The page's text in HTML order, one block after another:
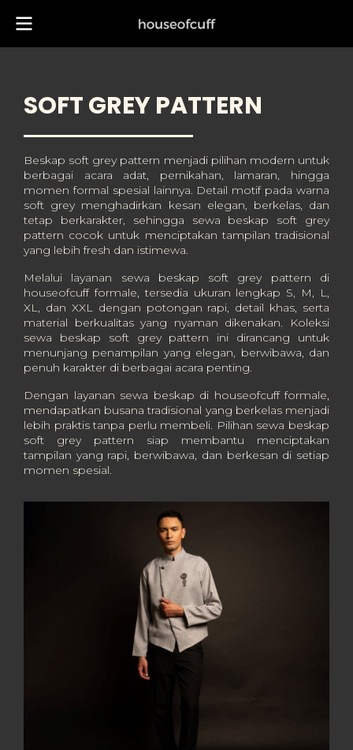
SOFT GREY PATTERN
Beskap soft grey pattern menjadi pilihan modern untuk
berbagai acara adat, pernikahan, lamaran, hingga
momen formal spesial lainnya. Detail motif pada warna
soft grey menghadirkan kesan elegan, berkelas, dan
tetap berkarakter, sehingga sewa beskap soft grey
pattern cocok untuk menciptakan tampilan tradisional
yang lebih fresh dan istimewa.
Melalui layanan sewa beskap soft grey pattern di
houseofcuff formale, tersedia ukuran lengkap S, M, L,
XL, dan XXL dengan potongan rapi, detail khas, serta
material berkualitas yang nyaman dikenakan. Koleksi
sewa beskap soft grey pattern ini dirancang untuk
menunjang penampilan yang elegan, berwibawa, dan
penuh karakter di berbagai acara penting.
Dengan layanan sewa beskap di houseofcuff formale,
mendapatkan busana tradisional yang berkelas menjadi
lebih praktis tanpa perlu membeli. Pilihan sewa beskap
soft grey pattern siap membantu menciptakan
tampilan yang rapi, berwibawa, dan berkesan di setiap
momen spesial.